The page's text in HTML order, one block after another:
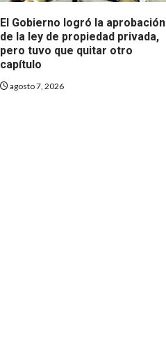
El Gobierno logró la aprobación
de la ley de propiedad privada,
pero tuvo que quitar otro
capítulo
agosto 7, 2026